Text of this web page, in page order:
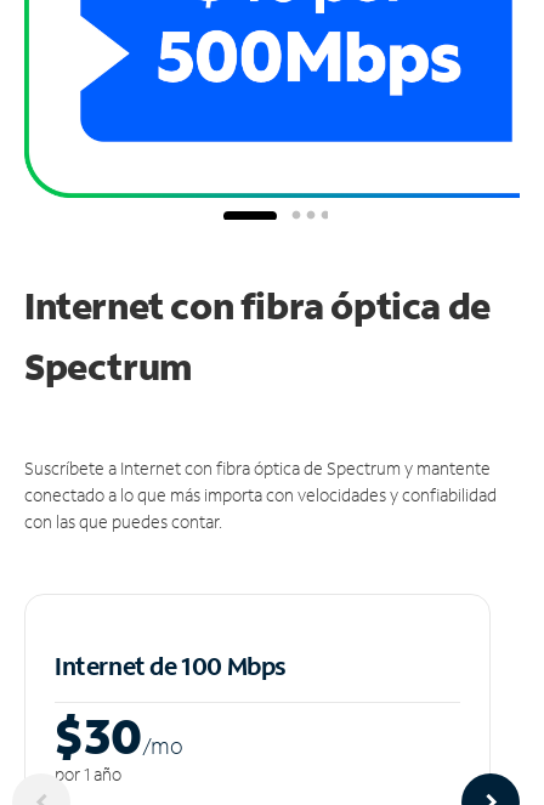
Internet con fibra óptica de
Spectrum
Suscríbete a Internet con fibra óptica de Spectrum y mantente
conectado a lo que más importa con velocidades y confiabilidad
con las que puedes contar.
Internet de 100 Mbps
$30/mo
por 1 año